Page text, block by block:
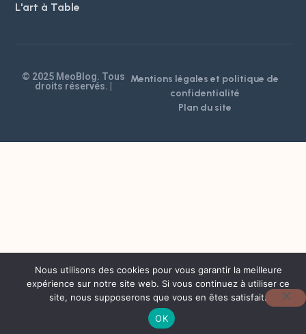
L'art à Table
© 2025 MeoBlog. Tous
droits réservés. |
Mentions légales et politique de
confidentialité
Plan du site
Nous utilisons des cookies pour vous garantir la meilleure
expérience sur notre site web. Si vous continuez à utiliser ce
site, nous supposerons que vous en êtes satisfait.
OK